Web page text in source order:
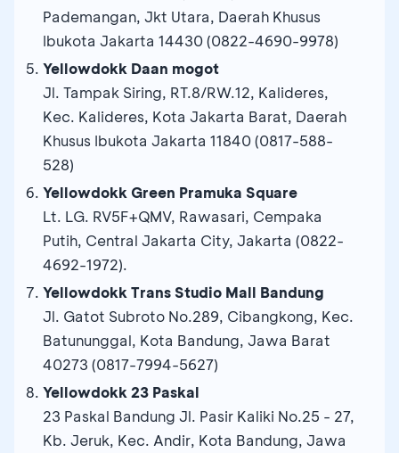
Pademangan, Jkt Utara, Daerah Khusus
Ibukota Jakarta 14430 (0822-4690-9978)
Yellowdokk Daan mogot
Jl. Tampak Siring, RT.8/RW.12, Kalideres,
Kec. Kalideres, Kota Jakarta Barat, Daerah
Khusus Ibukota Jakarta 11840 (0817-588-
528)
Yellowdokk Green Pramuka Square
Lt. LG. RV5F+QMV, Rawasari, Cempaka
Putih, Central Jakarta City, Jakarta (0822-
4692-1972).
Yellowdokk Trans Studio Mall Bandung
Jl. Gatot Subroto No.289, Cibangkong, Kec.
Batununggal, Kota Bandung, Jawa Barat
40273 (0817-7994-5627)
Yellowdokk 23 Paskal
23 Paskal Bandung Jl. Pasir Kaliki No.25 - 27,
Kb. Jeruk, Kec. Andir, Kota Bandung, Jawa